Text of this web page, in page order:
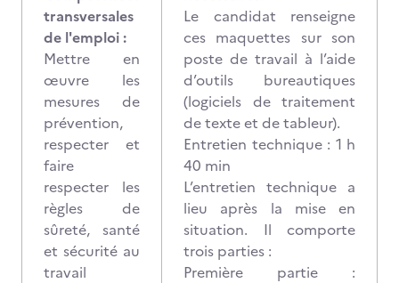
transversales
de l'emploi :
Mettre en
œuvre les
mesures de
prévention,
respecter et
faire
respecter les
règles de
sûreté, santé
et sécurité au
travail
Le candidat renseigne
ces maquettes sur son
poste de travail à l’aide
d’outils bureautiques
(logiciels de traitement
de texte et de tableur).
Entretien technique : 1 h
40 min
L’entretien technique a
lieu après la mise en
situation. Il comporte
trois parties :
Première partie :